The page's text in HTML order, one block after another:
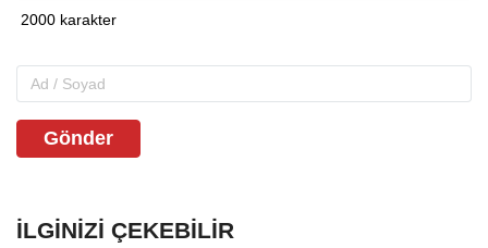
Gönder
İLGINIZI ÇEKEBILIR